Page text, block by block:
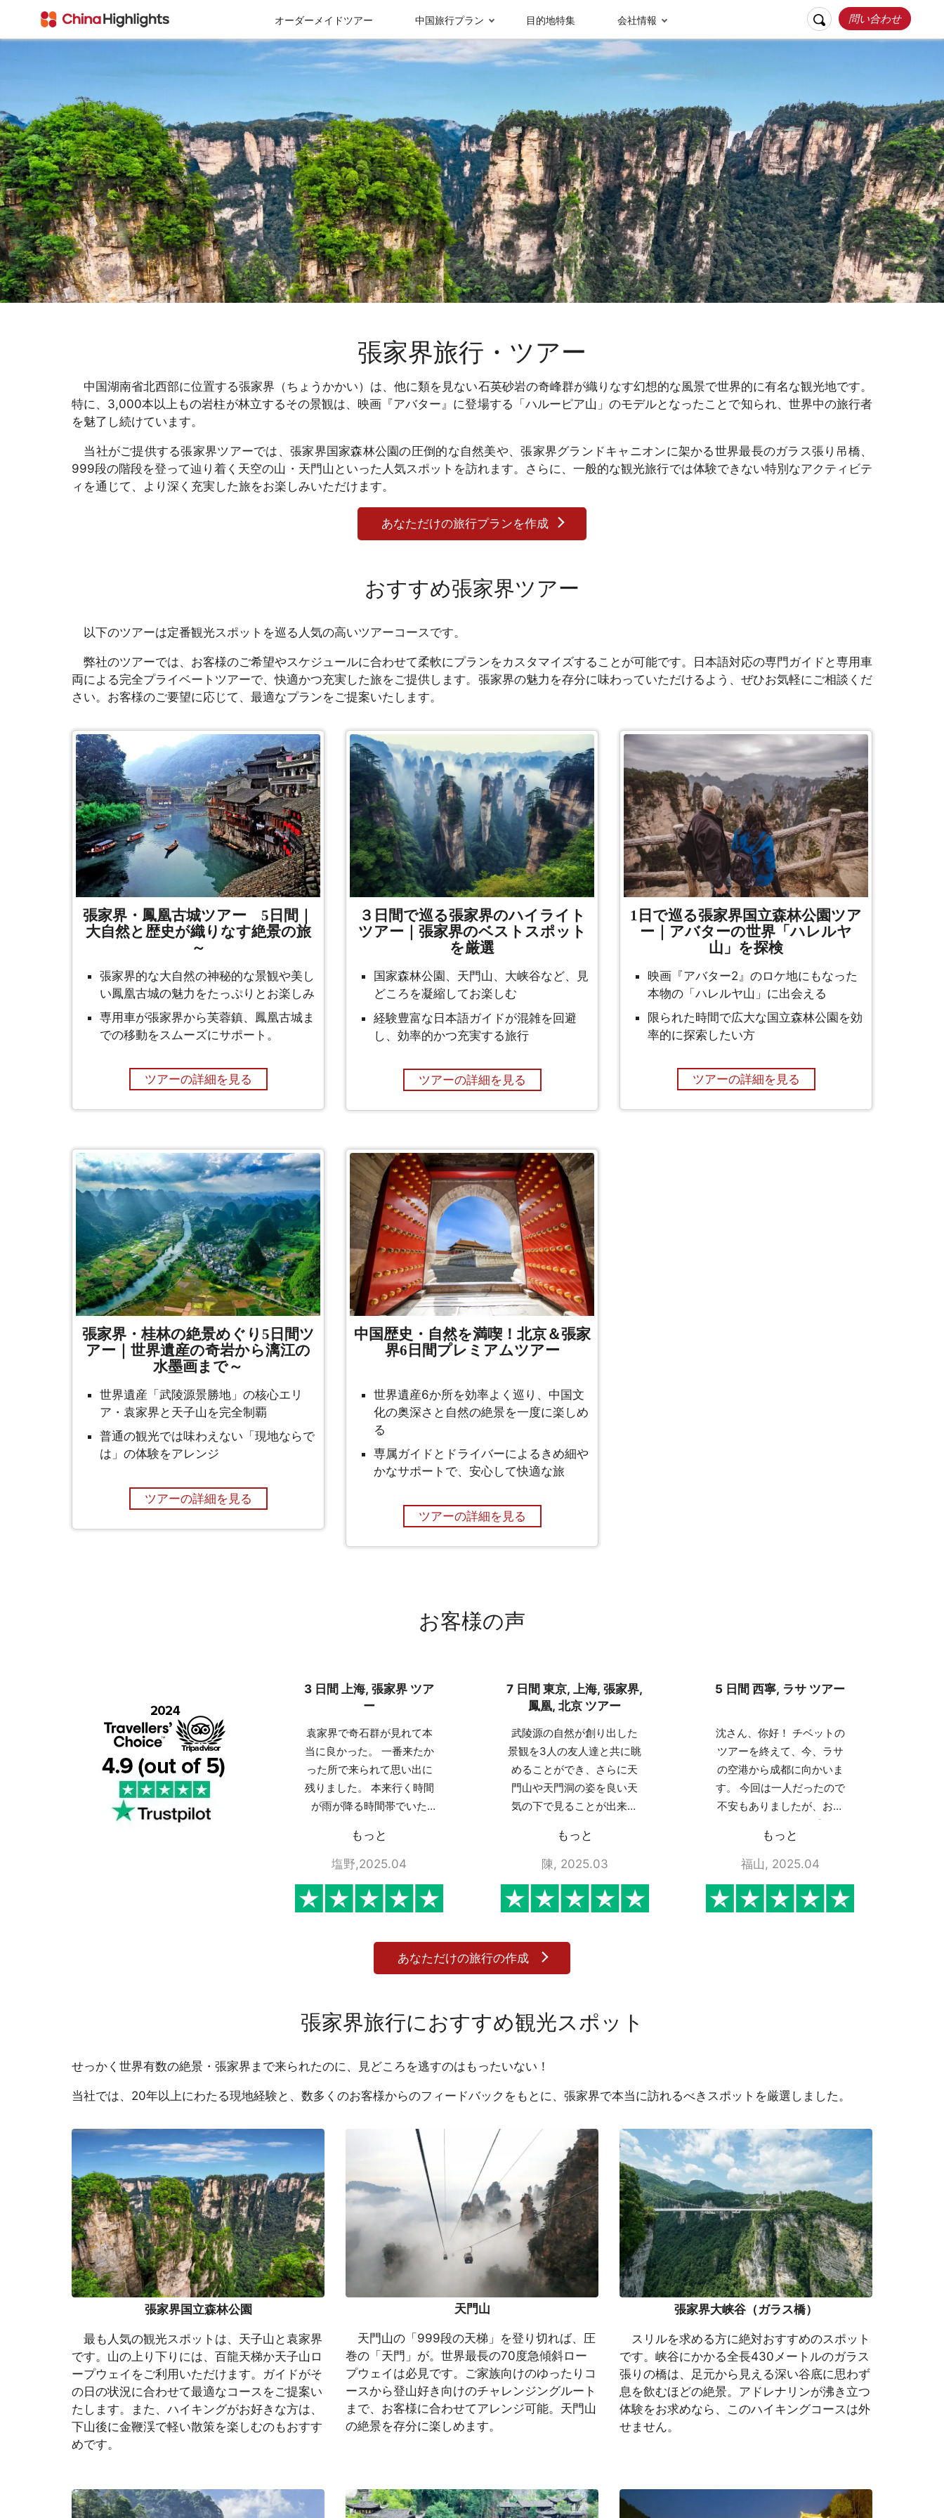
オーダーメイドツアー 中国旅行プラン
チベット 西安 九寨溝 成都 張家界 桂林
目的地特集 会社情報
会社情報
私たちについて グループ情報
受賞実績＆メディ
ア報
お客様の声
リスポンシブルト
ラベル
問い合わせ
張家界旅行・ツアー
中国湖南省北西部に位置する張家界（ちょうかかい）は、他に類を見ない石英砂岩の奇峰群が織りなす幻想的な風景で世界的に有名な観光地です。
特に、3,000本以上もの岩柱が林立するその景観は、映画『アバター』に登場する「ハルーピア山」のモデルとなったことで知られ、世界中の旅行者
を魅了し続けています。
当社がご提供する張家界ツアーでは、張家界国家森林公園の圧倒的な自然美や、張家界グランドキャニオンに架かる世界最長のガラス張り吊橋、
999段の階段を登って辿り着く天空の山・天門山といった人気スポットを訪れます。さらに、一般的な観光旅行では体験できない特別なアクティビテ
ィを通じて、より深く充実した旅をお楽しみいただけます。
あなただけの旅行プランを作成
おすすめ張家界ツアー
以下のツアーは定番観光スポットを巡る人気の高いツアーコースです。
弊社のツアーでは、お客様のご希望やスケジュールに合わせて柔軟にプランをカスタマイズすることが可能です。日本語対応の専門ガイドと専用車
両による完全プライベートツアーで、快適かつ充実した旅をご提供します。張家界の魅力を存分に味わっていただけるよう、ぜひお気軽にご相談くだ
さい。お客様のご要望に応じて、最適なプランをご提案いたします。
張家界・鳳凰古城ツアー 5日間｜
大自然と歴史が織りなす絶景の旅
～
張家界的な大自然の神秘的な景観や美し
い鳳凰古城の魅力をたっぷりとお楽しみ
専用車が張家界から芙蓉鎮、鳳凰古城ま
での移動をスムーズにサポート。
ツアーの詳細を見る
３日間で巡る張家界のハイライト
ツアー｜張家界のベストスポット
を厳選
国家森林公園、天門山、大峡谷など、見
どころを凝縮してお楽しむ
経験豊富な日本語ガイドが混雑を回避
し、効率的かつ充実する旅行
ツアーの詳細を見る
1日で巡る張家界国立森林公園ツア
ー｜アバターの世界「ハレルヤ
山」を探検
映画『アバター2』のロケ地にもなった
本物の「ハレルヤ山」に出会える
限られた時間で広大な国立森林公園を効
率的に探索したい方
ツアーの詳細を見る
張家界・桂林の絶景めぐり5日間ツ
アー｜世界遺産の奇岩から漓江の
水墨画まで～
世界遺産「武陵源景勝地」の核心エリ
ア・袁家界と天子山を完全制覇
普通の観光では味わえない「現地ならで
は」の体験をアレンジ
ツアーの詳細を見る
中国歴史・自然を満喫！北京＆張家
界6日間プレミアムツアー
世界遺産6か所を効率よく巡り、中国文
化の奥深さと自然の絶景を一度に楽しめ
る
専属ガイドとドライバーによるきめ細や
かなサポートで、安心して快適な旅
ツアーの詳細を見る
お客様の声
3 日間 上海, 張家界 ツア
ー
袁家界で奇石群が見れて本
当に良かった。 一番来たか
った所で来られて思い出に
残りました。 本来行く時間
が雨が降る時間帯でいた
臨機応変に対応してくれ
て、きれいな奇石群を見れ
ました。
もっと
塩野,2025.04
7 日間 東京, 上海, 張家界,
鳳凰, 北京 ツアー
武陵源の自然が創り出した
景観を3人の友人達と共に眺
めることができ、さらに天
門山や天門洞の姿を良い天
気の下で見ることが出来た
た、自分たちも知ることの
なかった「魅力湘西」のシ
に観賞できたことはとても
素晴らしいでした。
もっと
陳, 2025.03
5 日間 西寧, ラサ ツアー
沈さん、你好！ チベットの
ツアーを終えて、今、ラサ
の空港から成都に向かいま
す。 今回は一人だったので
不安もありましたが、おか
げさまでスムーズで手続も
進み、旅行も行うことがで
きました。 他の会社は、一
り、手続が大変だったりし
ましたが、沈さんにまたお
もっと
福山, 2025.04
あなただけの旅行の作成
張家界旅行におすすめ観光スポット
せっかく世界有数の絶景・張家界まで来られたのに、見どころを逃すのはもったいない！
当社では、20年以上にわたる現地経験と、数多くのお客様からのフィードバックをもとに、張家界で本当に訪れるべきスポットを厳選しました。
張家界国立森林公園
最も人気の観光スポットは、天子山と袁家界
です。山の上り下りには、百龍天梯か天子山ロ
ープウェイをご利用いただけます。ガイドがそ
の日の状況に合わせて最適なコースをご提案い
たします。また、ハイキングがお好きな方は、
下山後に金鞭渓で軽い散策を楽しむのもおすす
めです。
天門山
天門山の「999段の天梯」を登り切れば、圧
巻の「天門」が。世界最長の70度急傾斜ロー
プウェイは必見です。ご家族向けのゆったりコ
ースから登山好き向けのチャレンジングルート
まで、お客様に合わせてアレンジ可能。天門山
の絶景を存分に楽しめます。
張家界大峡谷（ガラス橋）
スリルを求める方に絶対おすすめのスポット
です。峡谷にかかる全長430メートルのガラス
張りの橋は、足元から見える深い谷底に思わず
息を飲むほどの絶景。アドレナリンが沸き立つ
体験をお求めなら、このハイキングコースは外
せません。